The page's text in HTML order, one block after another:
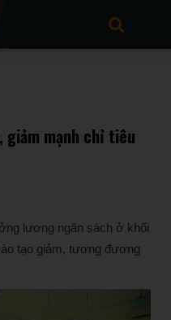
giảm mạnh chỉ tiêu
lương ngân sách ở khối
tạo giảm, tương đương